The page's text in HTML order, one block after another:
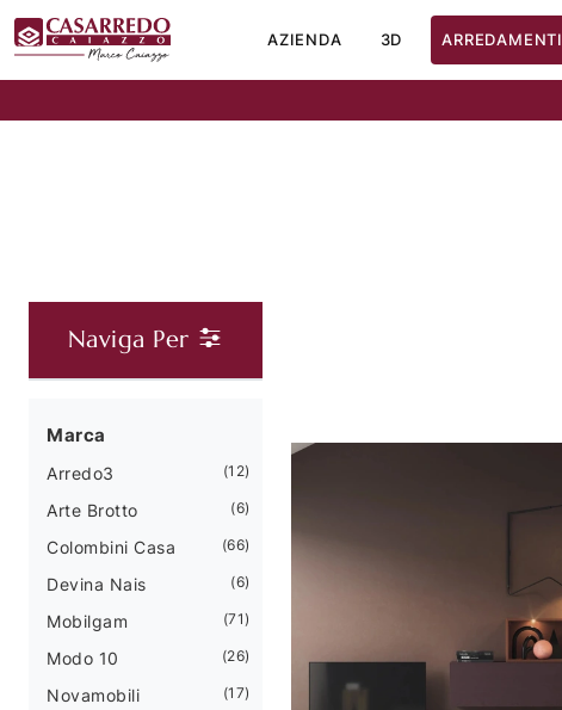
AZIENDA 3D ARREDAMENTI
Naviga Per
Marca
Arredo3 12
Arte Brotto 6
Colombini Casa 66
Devina Nais 6
Mobilgam 71
Modo 10 26
Novamobili 17